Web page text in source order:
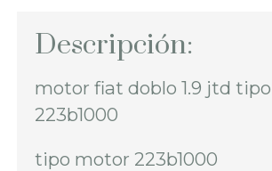
Descripción:
motor fiat doblo 1.9 jtd
223b1000
tipo motor 223b1000